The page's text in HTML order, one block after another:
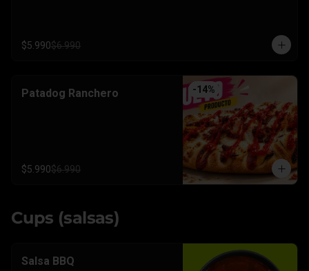
$5.990$6.990
-14%
Patadog Ranchero
$5.990$6.990
Cups (salsas)
Salsa BBQ